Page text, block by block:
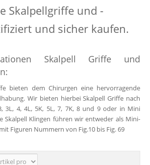
Skalpellgriffe und -
und sicher kaufen.
Skalpell Griffe und
bieten dem Chirurgen eine hervorragende
Wir bieten hierbei Skalpell Griffe nach
,3L, 4,4L, 5K, 5L,7, 7K,8 und 9oder in Mini
Skalpell Klingen führen wir entweder als Mini-
Figuren Nummern von Fig.10 bis Fig.69